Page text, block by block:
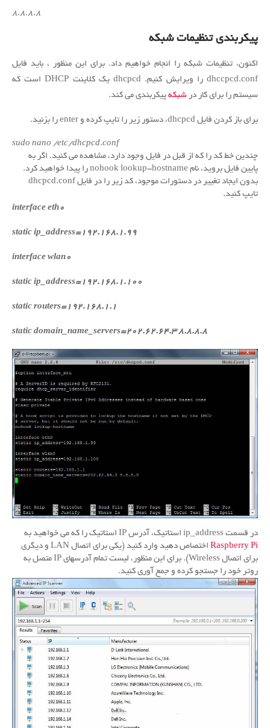
۸.۸.۸.۸
پیکربندی تنظیمات شبکه
اکنون، تنظیمات شبکه را انجام خواهیم داد. برای این منظور ، باید فایل
dhccpcd.conf را ویرایش کنیم.
dhcpcd یک کلاینت DHCP است که
سیستم را برای کار در شبکه پیکربندی می کند.
برای باز کردن فایل dhcpcd، دستور زیر را تایپ کرده و enter را بزنید.
sudo nano /etc/dhcpcd.conf
چندین خط کد را که از قبل در فایل وجود دارد، مشاهده می کنید. اگر به
پایین فایل بروید، نام nohook lookup-hostname را پیدا خواهید کرد.
بدون ایجاد تغییر در دستورات موجود، کد زیر را در فایل dhcpcd.conf
تایپ کنید.
interface eth0
static ip_address=192.168.1.99
interface wlan0
static ip_address=192.168.1.100
static routers=192.168.1.1
static domain_name_servers=202.62.64.3 8.8.8.8
در قسمت ip_address استاتیک، آدرس IP استاتیک را که می خواهید به
Raspberry Pi
اختصاص دهید وارد کنید (یکی برای اتصال LAN و دیگری
برای اتصال Wireless).
برای این منظور، لیست تمام آدرسهای IP متصل به
روتر خود را جستجو کرده و جمع آوری کنید.